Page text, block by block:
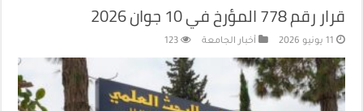
قرار رقم 778 المؤرخ في 10 جوان 2026
11 يونيو 2026 أخبار الجامعة 123